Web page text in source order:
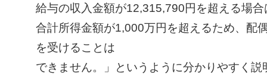
給与の収入金額が12,315,790円を超える場合
合計所得金額が1,000万円を超えるため、配
を受けることは
できません。」というように分かりやすく説